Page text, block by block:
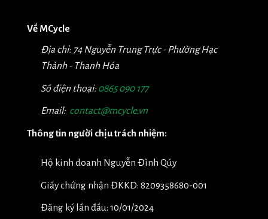
Về MCycle
Địa chỉ: 74 Nguyễn Trung Trực - Phường Hạc
Thành - Thanh Hóa
Số điện thoại: 0865 090 177
Email: contact@mcycle.vn
Thông tin người chịu trách nhiệm:
Hộ kinh doanh Nguyễn Đình Qúy
Giấy chứng nhận ĐKKD: 8209358680-001
Đăng ký lần đầu: 10/01/2024